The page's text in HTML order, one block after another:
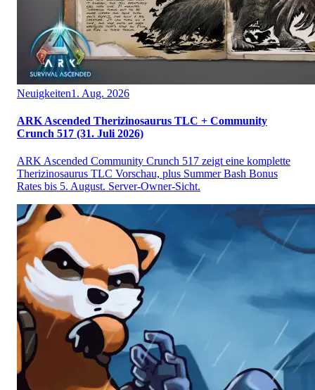
Neuigkeiten1. Aug. 2026
ARK Ascended Therizinosaurus TLC + Community
Crunch 517 (31. Juli 2026)
ARK Ascended Community Crunch 517 zeigt eine komplette
Therizinosaurus TLC Vorschau, plus Summer Bash Bonus
Rates bis 5. August. Server-Owner-Sicht.